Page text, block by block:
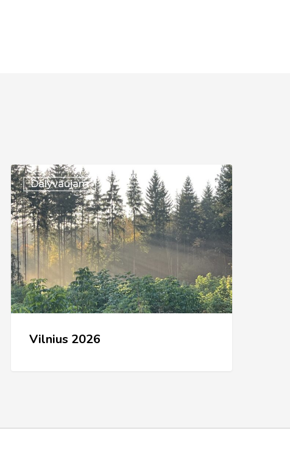
Dalyvaujam
Vilnius
2026
Vilnius 2026